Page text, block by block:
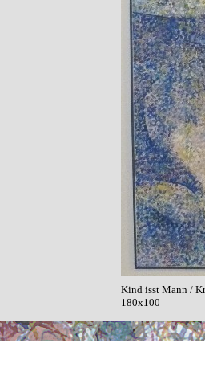
Kind isst Mann /
180x100